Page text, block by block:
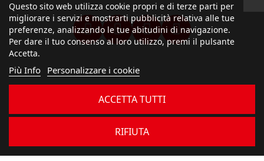
Questo sito web utilizza cookie propri e di terze parti per
migliorare i servizi e mostrarti pubblicità relativa alle tue
preferenze, analizzando le tue abitudini di navigazione.
Per dare il tuo consenso al loro utilizzo, premi il pulsante
Accetta.
Più Info Personalizzare i cookie
RIFIUTA
ACCETTA TUTTI